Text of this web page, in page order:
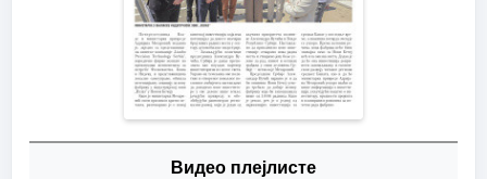
Видео плејлисте